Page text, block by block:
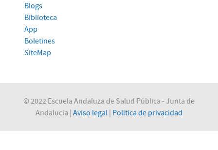
Blogs
Biblioteca
App
Boletines
SiteMap
© 2022 Escuela Andaluza de Salud Pública - Junta de
Andalucia | Aviso legal | Politica de privacidad